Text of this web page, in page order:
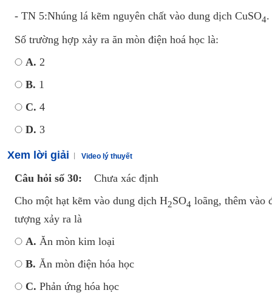
- TN 5:Nhúng lá kẽm nguyên chất vào dung dịch CuSO4.
Số trường hợp xảy ra ăn mòn điện hoá học là:
A. 2
B. 1
C. 4
D. 3
Xem lời giải Video lý thuyết
Câu hỏi số 30:
Chưa xác định
Cho một hạt kẽm vào dung dịch H2SO4 loãng, thêm vào
tượng xảy ra là
A. Ăn mòn kim loại
B. Ăn mòn điện hóa học
C. Phản ứng hóa học